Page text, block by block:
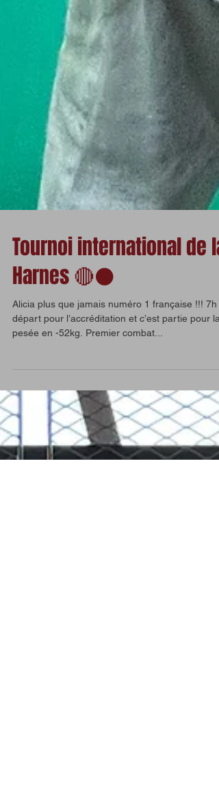
Tournoi international de la
Harnes 🔴⚫️
Alicia plus que jamais numéro 1 française !!! 7h
pesée en -52kg. Premier combat...